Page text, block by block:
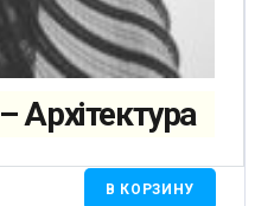
Архітектура
В КОРЗИНУ